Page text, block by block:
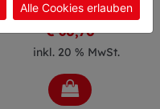
Artikelnummer: 008068
€ 60,70
inkl. 20 % MwSt.
Alle Cookies erlauben